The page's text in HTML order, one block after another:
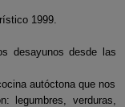
1999.
desayunos desde las
autóctona que nos
legumbres, verduras,